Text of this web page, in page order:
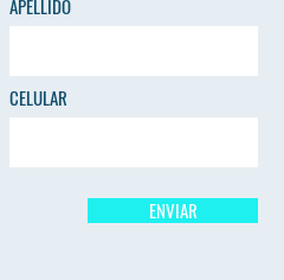
APELLIDO
CELULAR
ENVIAR